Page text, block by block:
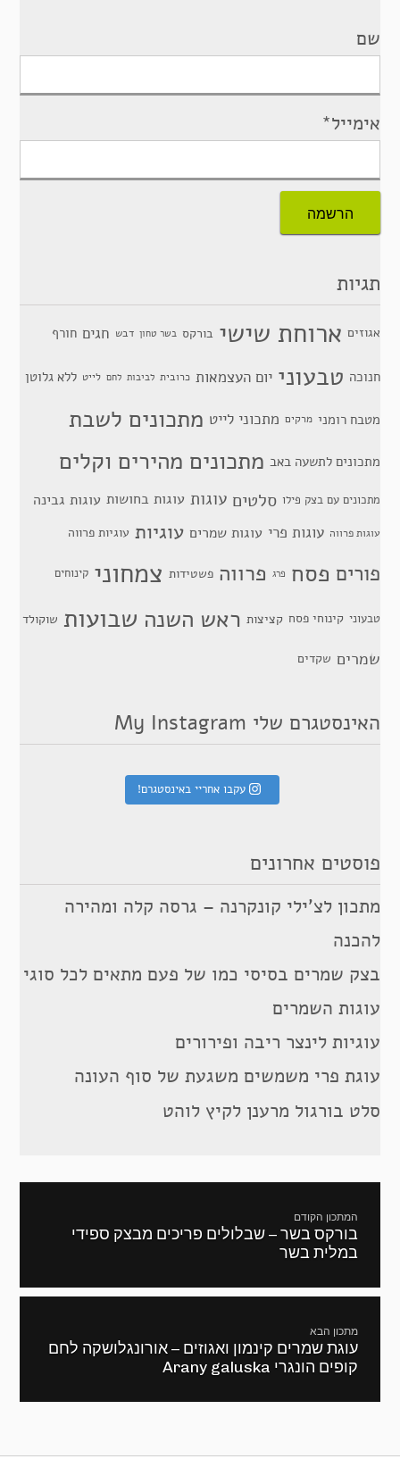
שם
אימייל*
תגיות
אגוזים ארוחת שישי בורקס בשר טחון דבש חגים חורף
חנוכה טבעוני יום העצמאות כרובית לביבות לחם לייט ללא גלוטן
מטבח רומני מרקים מתכוני לייט מתכונים לשבת
מתכונים לתשעה באב מתכונים מהירים וקלים
מתכונים עם בצק פילו סלטים עוגות עוגות בחושות עוגות גבינה
עוגות פרווה עוגות פרי עוגות שמרים עוגיות עוגיות פרווה
פורים פסח פרג פרווה פשטידות צמחוני קינוחים
טבעוני קינוחי פסח קציצות ראש השנה שבועות שוקולד
שמרים שקדים
האינסטגרם שלי My Instagram
עקבו אחריי באינסטגרם!
פוסטים אחרונים
מתכון לצ’ילי קונקרנה – גרסה קלה ומהירה
להכנה
בצק שמרים בסיסי כמו של פעם מתאים לכל סוגי
עוגות השמרים
עוגיות לינצר ריבה ופירורים
עוגת פרי משמשים משגעת של סוף העונה
סלט בורגול מרענן לקיץ לוהט
המתכון הקודם
מתכון
קודם:
בורקס בשר – שבלולים פריכים מבצק ספידי
במלית בשר
מתכון הבא
המתכון
הבא:
עוגת שמרים קינמון ואגוזים – אורונגלושקה לחם
קופים הונגרי Arany galuska